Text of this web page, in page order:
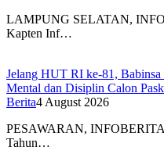
LAMPUNG SELATAN,
Kapten Inf…
Jelang HUT RI ke-81,
Mental dan Disiplin Calon
Berita4 August 2026
PESAWARAN,
Tahun…